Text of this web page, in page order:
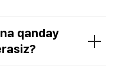
qanday